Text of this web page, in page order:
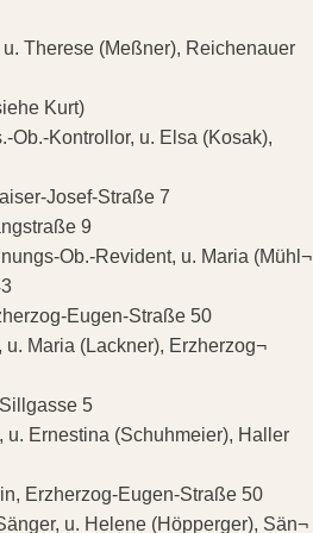
Therese (Meßner), Reichenauer
Kurt)
Ob.-Kontrollor, u. Elsa (Kosak),
Josef-Straße 7
9
Ob.-Revident, u. Maria (Mühl¬
Eugen-Straße 50
u. Maria (Lackner), Erzherzog¬
5
u. Ernestina (Schuhmeier), Haller
Erzherzog-Eugen-Straße 50
u. Helene (Höpperger), Sän¬